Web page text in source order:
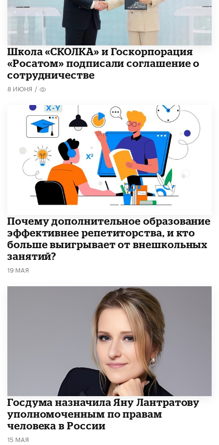
Школа «СКОЛКА» и Госкорпорация
«Росатом» подписали соглашение о
сотрудничестве
8 ИЮНЯ /
​Почему дополнительное образование
эффективнее репетиторства, и кто
больше выигрывает от внешкольных
занятий?
19 МАЯ
Госдума назначила Яну Лантратову
уполномоченным по правам
человека в России
15 МАЯ